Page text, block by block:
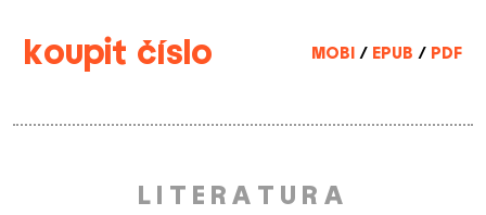
koupit číslo MOBI / EPUB / PDF
LITERATURA